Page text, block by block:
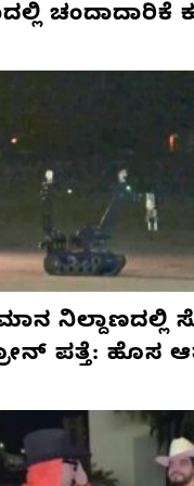
ಚಂದಾದಾರಿಕೆ
ನಿಲ್ದಾಣದಲ್ಲಿ
ಪತ್ತೆ: ಹೊಸ